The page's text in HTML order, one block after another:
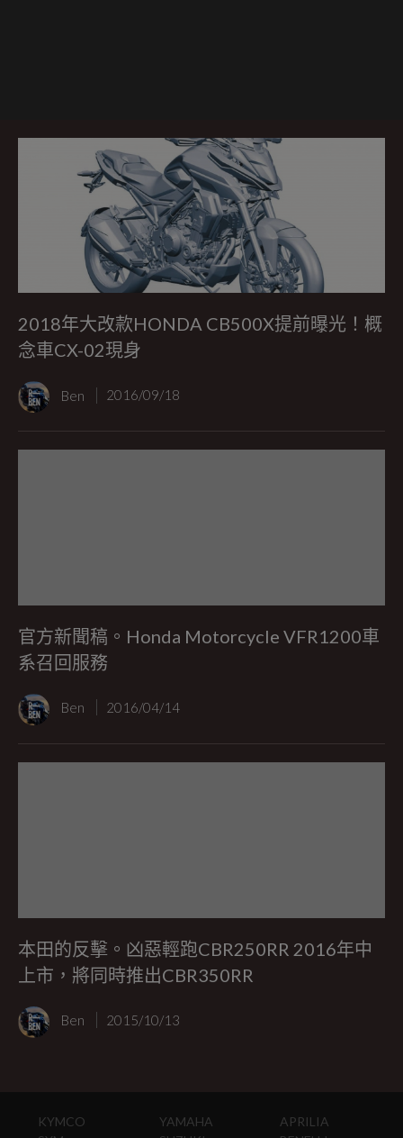
2018年大改款HONDA CB500X提前曝光！概
念車CX-02現身
Ben 2016/09/18
官方新聞稿。Honda Motorcycle VFR1200車
系召回服務
Ben 2016/04/14
本田的反擊。凶惡輕跑CBR250RR 2016年中
上市，將同時推出CBR350RR
Ben 2015/10/13
KYMCO
YAMAHA
APRILIA